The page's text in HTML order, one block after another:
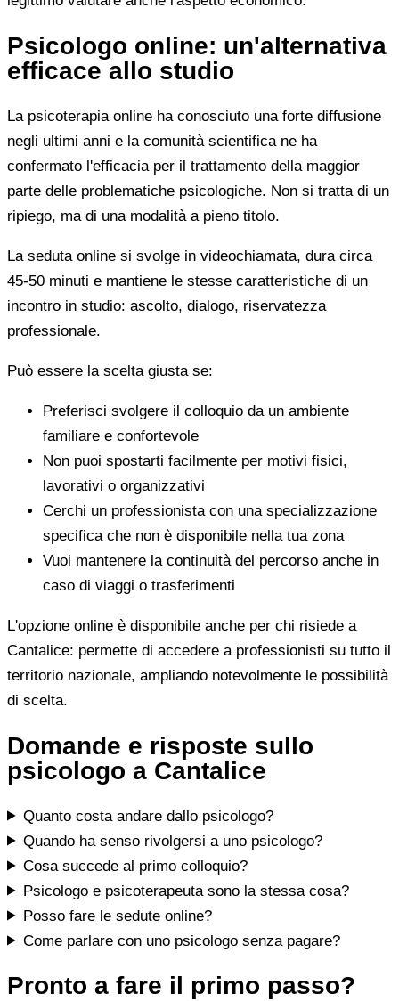
Psicologo online: un'alternativa
efficace allo studio
La psicoterapia online ha conosciuto una forte diffusione
negli ultimi anni e la comunità scientifica ne ha
confermato l'efficacia per il trattamento della maggior
parte delle problematiche psicologiche. Non si tratta di un
ripiego, ma di una modalità a pieno titolo.
La seduta online si svolge in videochiamata, dura circa
45-50 minuti e mantiene le stesse caratteristiche di un
incontro in studio: ascolto, dialogo, riservatezza
professionale.
Può essere la scelta giusta se:
Preferisci svolgere il colloquio da un ambiente
familiare e confortevole
Non puoi spostarti facilmente per motivi fisici,
lavorativi o organizzativi
Cerchi un professionista con una specializzazione
specifica che non è disponibile nella tua zona
Vuoi mantenere la continuità del percorso anche in
caso di viaggi o trasferimenti
L'opzione online è disponibile anche per chi risiede a
Cantalice: permette di accedere a professionisti su tutto il
territorio nazionale, ampliando notevolmente le possibilità
di scelta.
Domande e risposte sullo
psicologo a Cantalice
Quanto costa andare dallo psicologo?
Quando ha senso rivolgersi a uno psicologo?
Cosa succede al primo colloquio?
Psicologo e psicoterapeuta sono la stessa cosa?
Posso fare le sedute online?
Come parlare con uno psicologo senza pagare?
Pronto a fare il primo passo?